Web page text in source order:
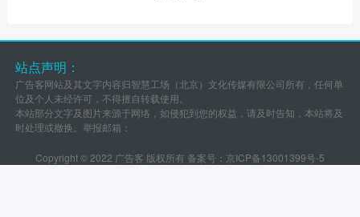
站点声明：
广告客网站及其文字内容归智慧工场（北京）文化传媒有限公司所有，任何单
位及个人未经许可，不得擅自转载使用。
本站部分文字及图片来源于网络，如侵犯到您的权益，请及时告知，本站将及
时处理或撤换。举报邮箱：
Copyright © 2022 广告客 版权所有 备案号： 京ICP备13001399号-5